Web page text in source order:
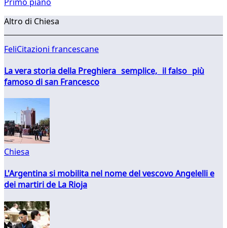
Altro di Chiesa
FeliCitazioni francescane
La vera storia della Preghiera semplice, il falso più
famoso di san Francesco
Chiesa
L'Argentina si mobilita nel nome del vescovo Angelelli e
dei martiri de La Rioja